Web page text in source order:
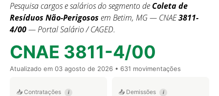
Pesquisa cargos e salários do segmento de Coleta de
Resíduos Não-Perigosos em Betim, MG — CNAE3811-
4/00— Portal Salário / CAGED.
CNAE 3811-4/00
Atualizado em 03 agosto de 2026 • 631 movimentações
📥 Contratações i 📤 Demissões i